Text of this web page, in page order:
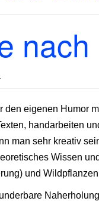
den eigenen Humor
handarbeiten
man sehr kreativ
Wissen
und